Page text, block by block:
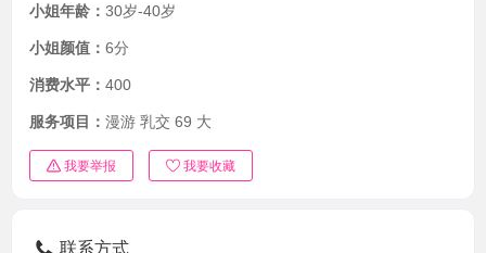
小姐年龄： 30岁-40岁
小姐颜值： 6分
消费水平： 400
服务项目： 漫游 乳交 69 大
我要举报 我要收藏
联系方式